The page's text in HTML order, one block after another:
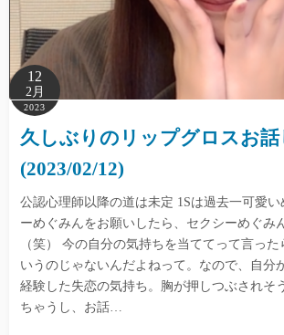
12
2月
2023
久しぶりのリップグロスお話
(2023/02/12)
公認心理師以降の道は未定 1Sは過去一可愛
ーめぐみんをお願いしたら、セクシーめぐみ
（笑） 今の自分の気持ちを当ててって言った
いうのじゃないんだよねって。なので、自分
経験した失恋の気持ち。胸が押しつぶされそ
ちゃうし、お話…